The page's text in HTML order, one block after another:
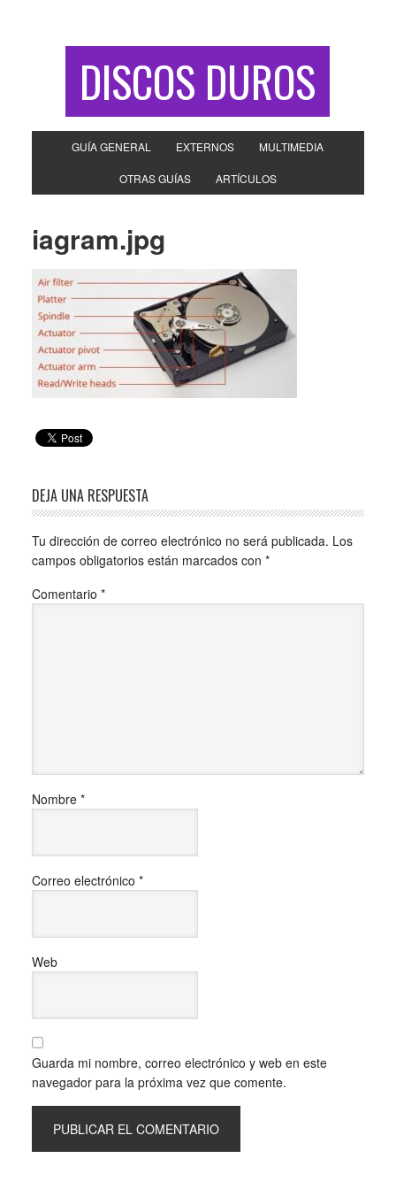
DISCOS DUROS
GUÍA GENERAL EXTERNOS MULTIMEDIA
OTRAS GUÍAS ARTÍCULOS
iagram.jpg
DEJA UNA RESPUESTA
Tu dirección de correo electrónico no será publicada. Los
campos obligatorios están marcados con *
Comentario *
Nombre *
Correo electrónico *
Web
Guarda mi nombre, correo electrónico y web en este
navegador para la próxima vez que comente.